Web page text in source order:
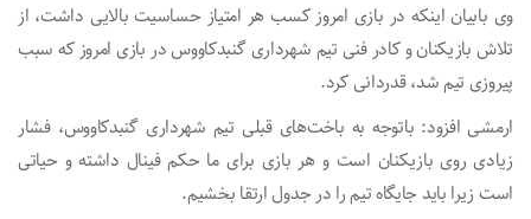
وی بابیان اینکه در بازی امروز کسب هر امتیاز حساسیت بالایی داشت، از
تلاش بازیکنان و کادر فنی تیم شهرداری گنبدکاووس در بازی امروز که سبب
پیروزی تیم شد، قدردانی کرد.
ارمشی افزود: باتوجه به باخت‌های قبلی تیم شهرداری گنبدکاووس، فشار
زیادی روی بازیکنان است و هر بازی برای ما حکم فینال داشته و حیاتی
است زیرا باید جایگاه تیم را در جدول ارتقا بخشیم.